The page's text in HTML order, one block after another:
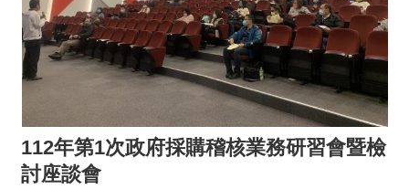
112年第1次政府採購稽核業務研習會暨檢
討座談會